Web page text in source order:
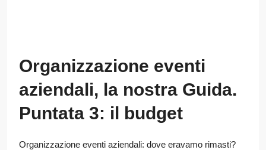
Organizzazione eventi
aziendali, la nostra Guida.
Puntata 3: il budget
Organizzazione eventi aziendali: dove eravamo rimasti?